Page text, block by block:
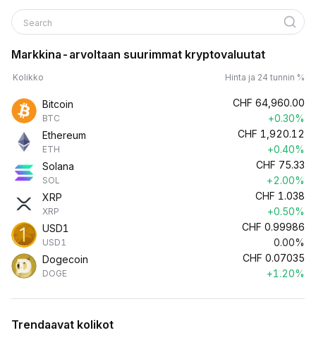
Search
Markkina-arvoltaan suurimmat kryptovaluutat
Kolikko Hinta ja 24 tunnin %
Bitcoin
BTC
CHF 64,960.00
+0.30%
Ethereum
ETH
CHF 1,920.12
+0.40%
Solana
SOL
CHF 75.33
+2.00%
XRP
XRP
CHF 1.038
+0.50%
USD1
USD1
CHF 0.99986
0.00%
Dogecoin
DOGE
CHF 0.07035
+1.20%
Trendaavat kolikot